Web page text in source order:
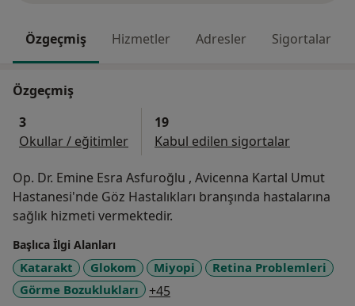
Özgeçmiş Hizmetler Adresler Sigortalar
Özgeçmiş
3
Okullar / eğitimler
19
Kabul edilen sigortalar
Op. Dr. Emine Esra Asfuroğlu , Avicenna Kartal Umut
Hastanesi'nde Göz Hastalıkları branşında hastalarına
sağlık hizmeti vermektedir.
Başlıca İlgi Alanları
Katarakt Glokom Miyopi
Retina Problemleri
Görme Bozuklukları
+45